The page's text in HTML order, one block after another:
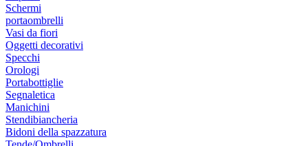
Schermi
portaombrelli
Vasi da fiori
Oggetti decorativi
Specchi
Orologi
Portabottiglie
Segnaletica
Manichini
Stendibiancheria
Bidoni della spazzatura